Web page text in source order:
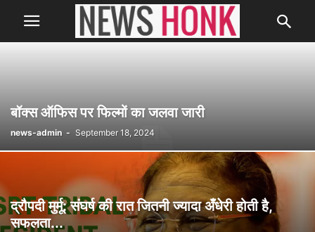
बॉक्स ऑफिस पर फिल्मों का जलवा जारी
news-admin - September 18, 2024
द्रौपदी मुर्मू: संघर्ष की रात जितनी ज्यादा अँधेरी होती है,
सफलता...